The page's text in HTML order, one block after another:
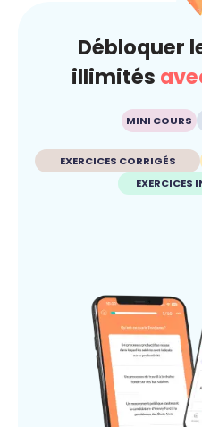
Débloquer
illimités
MINI COURS
EXERCICES CORRIGÉS
EXERCICES